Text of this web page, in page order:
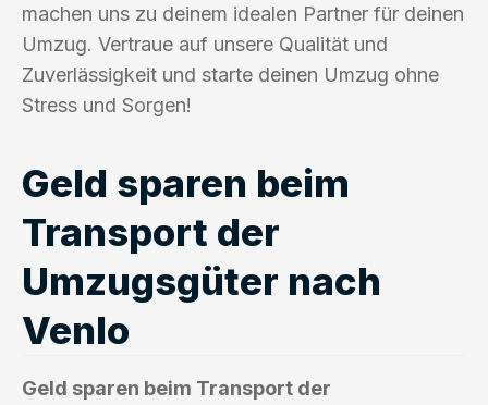
machen uns zu deinem idealen Partner für deinen
Umzug. Vertraue auf unsere Qualität und
Zuverlässigkeit und starte deinen Umzug ohne
Stress und Sorgen!
Geld sparen beim
Transport der
Umzugsgüter nach
Venlo
Geld sparen beim Transport der